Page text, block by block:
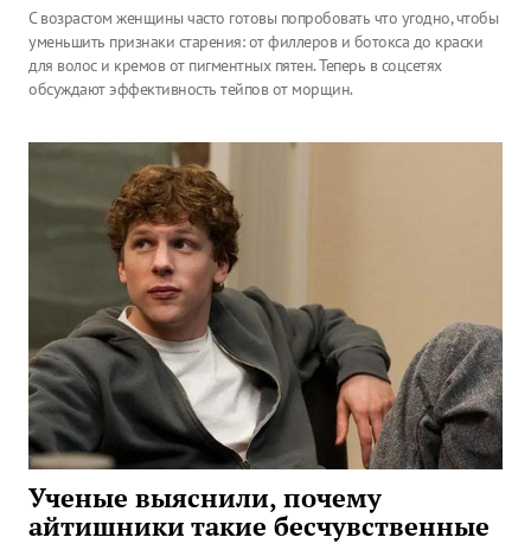
С возрастом женщины часто готовы попробовать что угодно, чтобы
уменьшить признаки старения: от филлеров и ботокса до краски
для волос и кремов от пигментных пятен. Теперь в соцсетях
обсуждают эффективность тейпов от морщин.
Ученые выяснили, почему
айтишники такие бесчувственные